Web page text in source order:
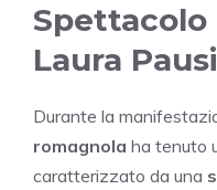
Spettacolo
Laura
Durante la
romagnola ha tenuto
caratterizzato da una